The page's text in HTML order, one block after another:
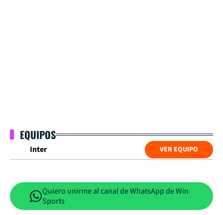
EQUIPOS
Inter VER EQUIPO
Quiero unirme al canal de WhatsApp de Win
Sports